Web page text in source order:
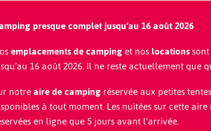
presque complet jusqu’au 16 août 2026
emplacements de campinget noslocationssont
16 août 2026. Il ne reste actuellement que
notreaire de campingréservée aux petites
à tout moment. Les nuitées sur cette
en ligne que 5 jours avant l’arrivée.
Offrez-vous une place de choix au bord,
surface supplémentaire
PLUS D'INFORMATIONS